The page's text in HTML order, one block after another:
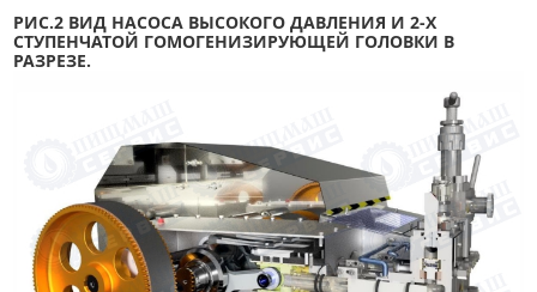
РИС.2 ВИД НАСОСА ВЫСОКОГО ДАВЛЕНИЯ И 2-Х
СТУПЕНЧАТОЙ ГОМОГЕНИЗИРУЮЩЕЙ ГОЛОВКИ В
РАЗРЕЗЕ.